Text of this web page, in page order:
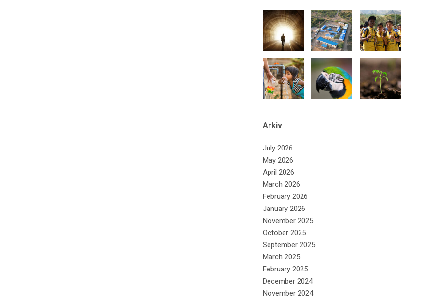
Arkiv
July 2026
May 2026
April 2026
March 2026
February 2026
January 2026
November 2025
October 2025
September 2025
March 2025
February 2025
December 2024
November 2024